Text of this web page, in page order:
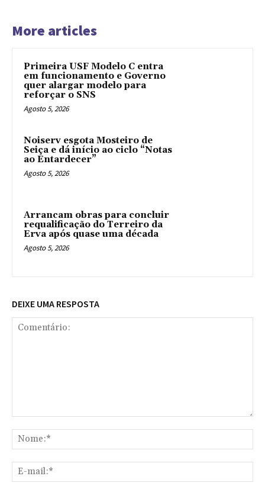
More articles
Primeira USF Modelo C entra
em funcionamento e Governo
quer alargar modelo para
reforçar o SNS
Agosto 5, 2026
Noiserv esgota Mosteiro de
Seiça e dá início ao ciclo “Notas
ao Entardecer”
Agosto 5, 2026
Arrancam obras para concluir
requalificação do Terreiro da
Erva após quase uma década
Agosto 5, 2026
DEIXE UMA RESPOSTA